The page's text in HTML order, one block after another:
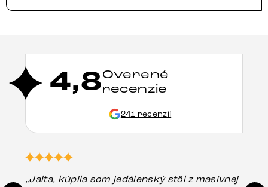
4,8Overené
recenzie
241 recenzií
„Jalta, kúpila som jedálenský stôl z masívnej